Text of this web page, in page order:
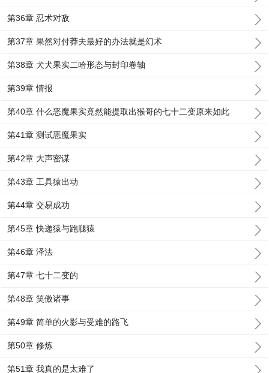
第36章 忍术对敌
第37章 果然对付莽夫最好的办法就是幻术
第38章 犬犬果实二哈形态与封印卷轴
第39章 情报
第40章 什么恶魔果实竟然能提取出猴哥的七十二变原来如此
第41章 测试恶魔果实
第42章 大声密谋
第43章 工具猿出动
第44章 交易成功
第45章 快递猿与跑腿猿
第46章 泽法
第47章 七十二变的
第48章 笑傲诸事
第49章 简单的火影与受难的路飞
第50章 修炼
第51章 我真的是太难了